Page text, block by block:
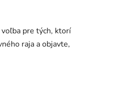
pre tých, ktorí
raja a objavte,